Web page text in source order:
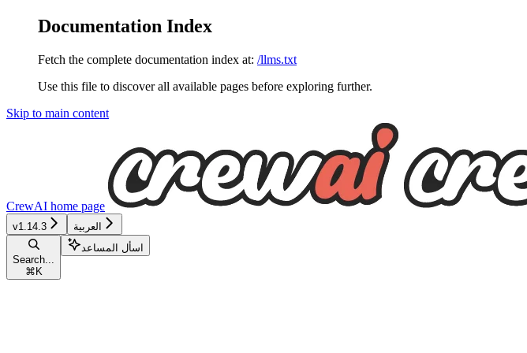
Documentation Index
Fetch the complete documentation index at: /llms.txt
Use this file to discover all available pages before exploring further.
Skip to main content
CrewAI home page
v1.14.3 العربية
Search...
⌘ K
اسأل المساعد